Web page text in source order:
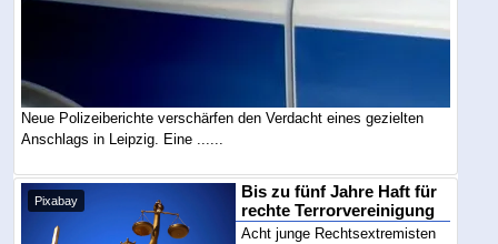
Neue Polizeiberichte verschärfen den Verdacht eines gezielten
Anschlags in Leipzig. Eine ......
Pixabay
Bis zu fünf Jahre Haft für
rechte Terrorvereinigung
Acht junge Rechtsextremisten